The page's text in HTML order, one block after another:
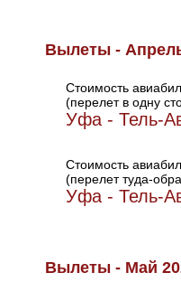
Вылеты -
Стоимость
(перелет в одну
Уфа - Тель-
Стоимость
(перелет туда-
Уфа - Тель-
Вылеты - Май